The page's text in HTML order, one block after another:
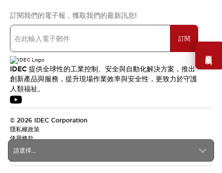
需要幫助嗎？
請選擇...
訂閱我們的電子報，獲取我們的最新訊息!
訂閱
IDEC 提供全球性的工業控制、安全與自動化解決方案，推出
創新產品與服務，提升現場作業效率與安全性，更致力於守護
人類福祉。
© 2026 IDEC Corporation
隱私權政策
使用條款
台灣